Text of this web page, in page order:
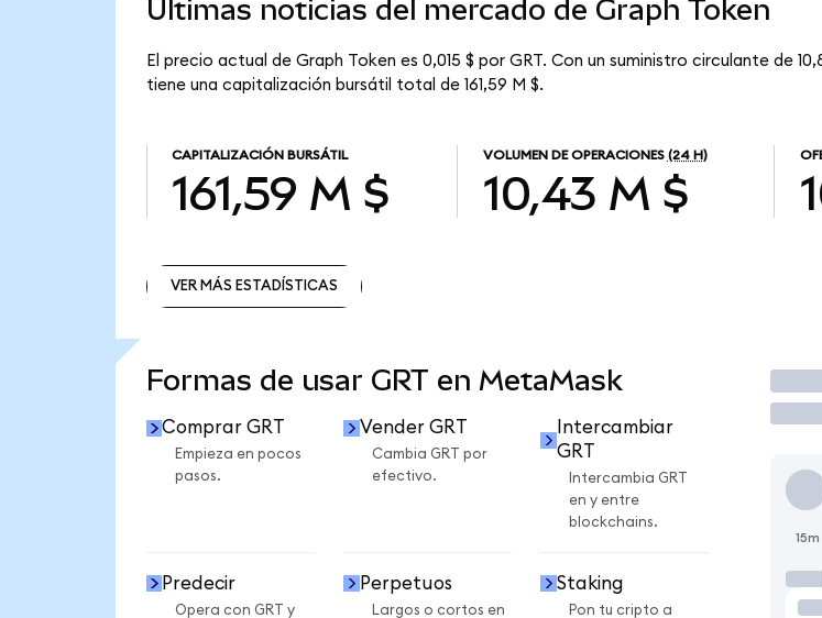
Últimas noticias del mercado de Graph Token
El precio actual de Graph Token es 0,015 $ por GRT. Con un suministro circulante de
tiene una capitalización bursátil total de 161,59 M $.
CAPITALIZACIÓN BURSÁTIL
161,59 M $
VOLUMEN DE OPERACIONES (24 H)
10,43 M $
VER MÁS ESTADÍSTICAS
Formas de usar GRT en MetaMask
Comprar GRT
Empieza en pocos
pasos.
Vender GRT
Cambia GRT por
efectivo.
Intercambiar
GRT
Intercambia GRT
en y entre
blockchains.
Predecir
Opera con GRT y
Perpetuos
Largos o cortos en
Staking
Pon tu cripto a
15m